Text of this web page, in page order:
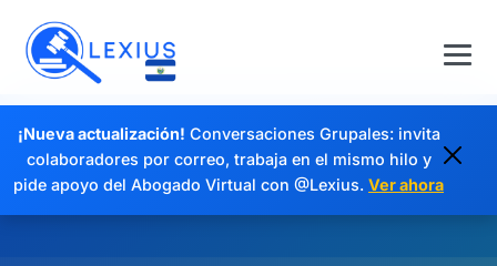
¡Nueva actualización! Conversaciones Grupales: invita
colaboradores por correo, trabaja en el mismo hilo y
pide apoyo del Abogado Virtual con @Lexius. Ver ahora